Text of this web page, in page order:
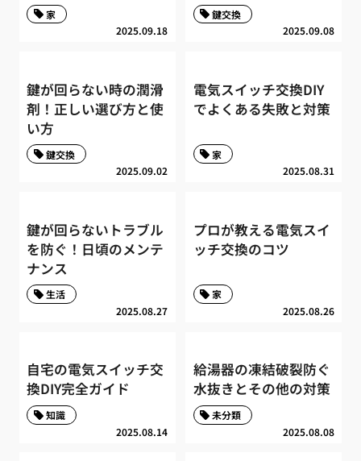
2025.09.18
家
2025.09.08
鍵交換
鍵が回らない時の潤滑
剤！正しい選び方と使
い方
2025.09.02
鍵交換
電気スイッチ交換DIY
でよくある失敗と対策
2025.08.31
家
鍵が回らないトラブル
を防ぐ！日頃のメンテ
ナンス
2025.08.27
生活
プロが教える電気スイ
ッチ交換のコツ
2025.08.26
家
自宅の電気スイッチ交
換DIY完全ガイド
2025.08.14
知識
給湯器の凍結破裂防ぐ
水抜きとその他の対策
2025.08.08
未分類